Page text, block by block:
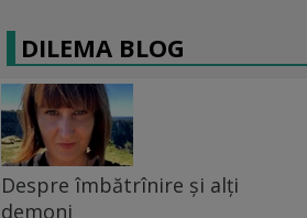
DILEMA BLOG
Despre îmbătrînire și alți
demoni